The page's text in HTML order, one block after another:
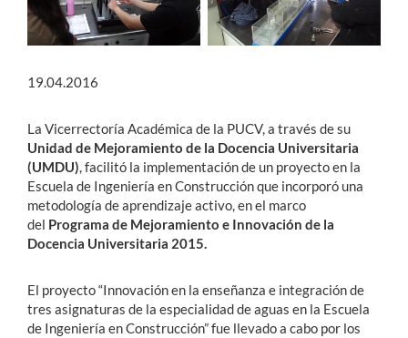
19.04.2016
La Vicerrectoría Académica de la PUCV, a través de su
Unidad de Mejoramiento de la Docencia Universitaria
(UMDU), facilitó la implementación de un proyecto en la
Escuela de Ingeniería en Construcción que incorporó una
metodología de aprendizaje activo, en el marco
del Programa de Mejoramiento e Innovación de la
Docencia Universitaria 2015.
El proyecto “Innovación en la enseñanza e integración de
tres asignaturas de la especialidad de aguas en la Escuela
de Ingeniería en Construcción” fue llevado a cabo por los